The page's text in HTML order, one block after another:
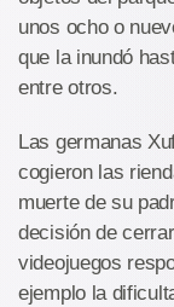
unos ocho o
que la inundó
entre otros.
Las germanas
cogieron las
muerte de su
decisión de
videojuegos
ejemplo la